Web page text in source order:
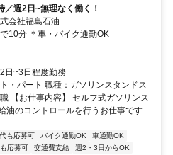
週2日~無理なく働く！
会社福島石油
10分 ＊車・バイク通勤OK
日~3日程度勤務
・パート 職種：ガソリンスタンドス
【お仕事内容】 セルフ式ガソリンス
油のコントロールを行うお仕事です
も応募可 バイク通勤OK
車通勤OK
応募可 交通費支給
週2・3日からOK